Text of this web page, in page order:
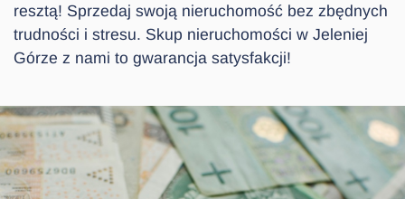
resztą! Sprzedaj swoją nieruchomość bez zbędnych
trudności i stresu. Skup nieruchomości w Jeleniej
Górze z nami to gwarancja satysfakcji!